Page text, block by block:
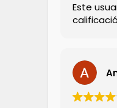
Este